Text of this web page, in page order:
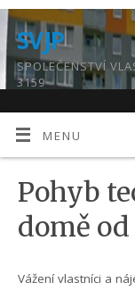
SVJP
SPOLEČENSTVÍ
3159
MENU
Pohyb
domě od
Vážení vlastníci a